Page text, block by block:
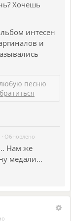
версии и
моей поздней
Хочешь
интесен
и
песню
· Обновлено
Нам же
медали...